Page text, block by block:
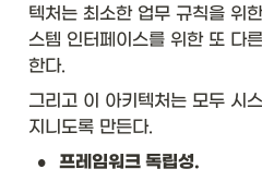
텍처는 최소한 업무 규칙을 위
스템 인터페이스를 위한 또 다
한다.
그리고 이 아키텍처는 모두 시
지니도록 만든다.
• 프레임워크 독립성.